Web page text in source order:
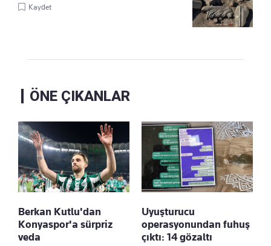
Kaydet
ÖNE ÇIKANLAR
Berkan Kutlu'dan
Konyaspor'a sürpriz
veda
Uyuşturucu
operasyonundan fuhuş
çıktı: 14 gözaltı